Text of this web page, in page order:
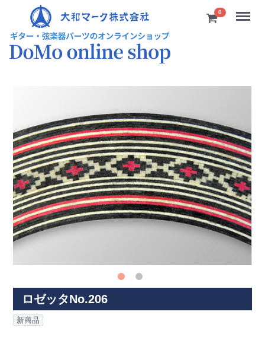
0 Menu
ロゼッタNo.206
新商品